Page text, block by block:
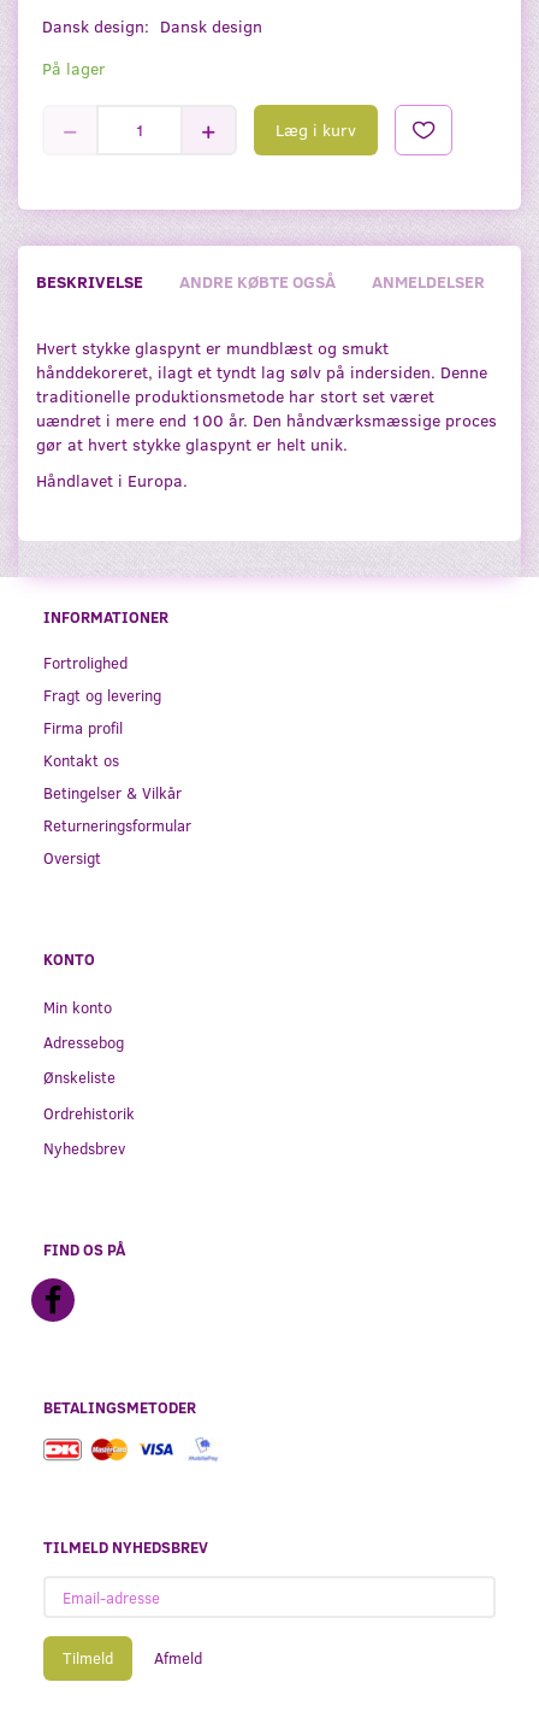
Dansk design: Dansk design
På lager
Læg i kurv
BESKRIVELSE ANDRE KØBTE OGSÅ ANMELDELSER
Hvert stykke glaspynt er mundblæst og smukt
hånddekoreret, ilagt et tyndt lag sølv på indersiden. Denne
traditionelle produktionsmetode har stort set været
uændret i mere end 100 år. Den håndværksmæssige proces
gør at hvert stykke glaspynt er helt unik.
Håndlavet i Europa.
INFORMATIONER
Fortrolighed
Fragt og levering
Firma profil
Kontakt os
Betingelser & Vilkår
Returneringsformular
Oversigt
KONTO
Min konto
Adressebog
Ønskeliste
Ordrehistorik
Nyhedsbrev
FIND OS PÅ
BETALINGSMETODER
TILMELD NYHEDSBREV
adresse
Tilmeld Afmeld